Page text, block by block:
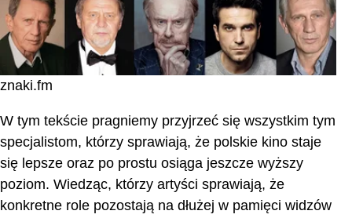
Często zadawane pytania
znaki.fm
W tym tekście pragniemy przyjrzeć się wszystkim tym
specjalistom, którzy sprawiają, że polskie kino staje
się lepsze oraz po prostu osiąga jeszcze wyższy
poziom. Wiedząc, którzy artyści sprawiają, że
konkretne role pozostają na dłużej w pamięci widzów